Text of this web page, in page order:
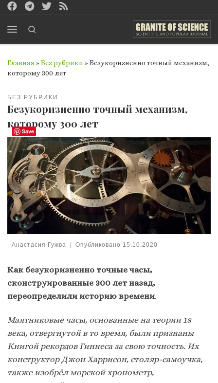
Перейти к содержимому
Главная » Без рубрики » Безукоризненно точный механизм,
которому 300 лет
БЕЗ РУБРИКИ
Безукоризненно точный механизм,
которому 300 лет
- Анастасия Гужва | Опубликовано 15.10.2020
Как безукоризненно точные часы,
сконструированные 300 лет назад,
переопределили историю времени.
Маятниковые часы, основанные на теории 18
века, отвергнутой в то время, были признаны
Книгой рекордов Гиннеса за свою точность. Их
конструктор Джон Харрисон, столяр-самоучка,
также изобрёл морской хронометр,
Save